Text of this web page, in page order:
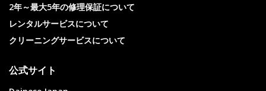
2年～最大5年の修理保証について
レンタルサービスについて
クリーニングサービスについて
公式サイト